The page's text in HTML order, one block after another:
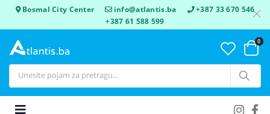
Bosmal City Center info@atlantis.ba
+387 33 670 546
+387 61 588 599
0